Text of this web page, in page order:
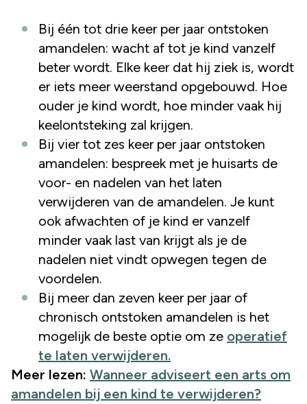
Bij één tot drie keer per jaar ontstoken
amandelen: wacht af tot je kind vanzelf
beter wordt. Elke keer dat hij ziek is, wordt
er iets meer weerstand opgebouwd. Hoe
ouder je kind wordt, hoe minder vaak hij
keelontsteking zal krijgen.
Bij vier tot zes keer per jaar ontstoken
amandelen: bespreek met je huisarts de
voor- en nadelen van het laten
verwijderen van de amandelen. Je kunt
ook afwachten of je kind er vanzelf
minder vaak last van krijgt als je de
nadelen niet vindt opwegen tegen de
voordelen.
Bij meer dan zeven keer per jaar of
chronisch ontstoken amandelen is het
mogelijk de beste optie om ze operatief
te laten verwijderen.
Meer lezen: Wanneer adviseert een arts om
amandelen bij een kind te verwijderen?